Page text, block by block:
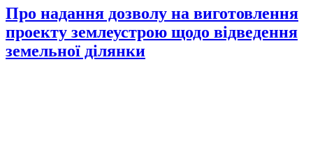
Про надання дозволу на виготовлення
проекту землеустрою щодо відведення
земельної ділянки